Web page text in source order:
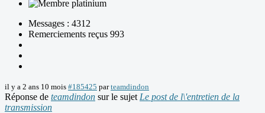
Messages : 4312
Remerciements reçus 993
il y a 2 ans 10 mois #185425 parteamdindon
Réponse de teamdindon sur le sujet Le post de l\'entretien de la
transmission